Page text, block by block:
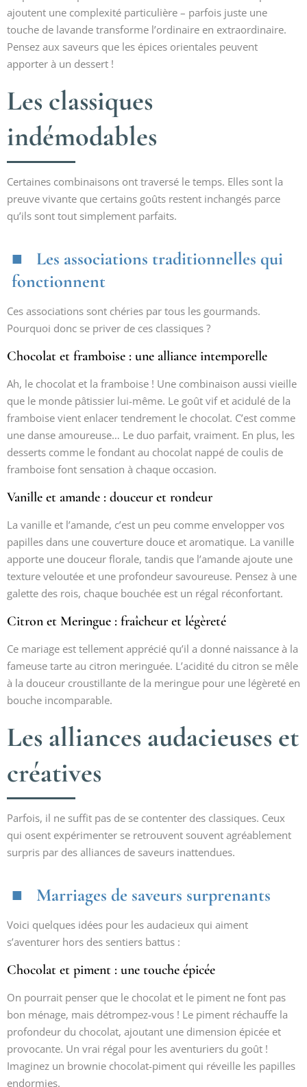
ajoutent une complexité particulière – parfois juste une
touche de lavande transforme l’ordinaire en extraordinaire.
Pensez aux saveurs que les épices orientales peuvent
apporter à un dessert !
Les classiques
indémodables
Certaines combinaisons ont traversé le temps. Elles sont la
preuve vivante que certains goûts restent inchangés parce
qu’ils sont tout simplement parfaits.
Les associations traditionnelles qui
fonctionnent
Ces associations sont chéries par tous les gourmands.
Pourquoi donc se priver de ces classiques ?
Chocolat et framboise : une alliance intemporelle
Ah, le chocolat et la framboise ! Une combinaison aussi vieille
que le monde pâtissier lui-même. Le goût vif et acidulé de la
framboise vient enlacer tendrement le chocolat. C’est comme
une danse amoureuse… Le duo parfait, vraiment. En plus, les
desserts comme le fondant au chocolat nappé de coulis de
framboise font sensation à chaque occasion.
Vanille et amande : douceur et rondeur
La vanille et l’amande, c’est un peu comme envelopper vos
papilles dans une couverture douce et aromatique. La vanille
apporte une douceur florale, tandis que l’amande ajoute une
texture veloutée et une profondeur savoureuse. Pensez à une
galette des rois, chaque bouchée est un régal réconfortant.
Citron et Meringue : fraîcheur et légèreté
Ce mariage est tellement apprécié qu’il a donné naissance à la
fameuse tarte au citron meringuée. L’acidité du citron se mêle
à la douceur croustillante de la meringue pour une légèreté en
bouche incomparable.
Les alliances audacieuses et
créatives
Parfois, il ne suffit pas de se contenter des classiques. Ceux
qui osent expérimenter se retrouvent souvent agréablement
surpris par des alliances de saveurs inattendues.
Marriages de saveurs surprenants
Voici quelques idées pour les audacieux qui aiment
s’aventurer hors des sentiers battus :
Chocolat et piment : une touche épicée
On pourrait penser que le chocolat et le piment ne font pas
bon ménage, mais détrompez-vous ! Le piment réchauffe la
profondeur du chocolat, ajoutant une dimension épicée et
provocante. Un vrai régal pour les aventuriers du goût !
Imaginez un brownie chocolat-piment qui réveille les papilles
endormies.